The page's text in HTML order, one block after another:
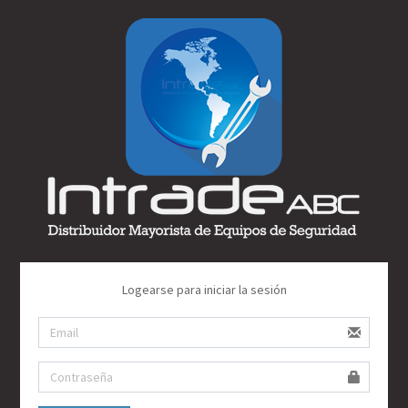
Logearse para iniciar la sesión